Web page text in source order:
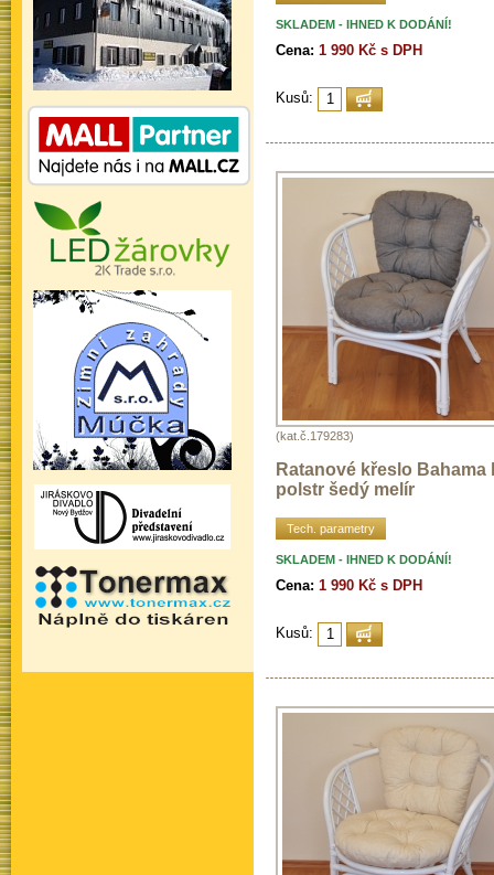
SKLADEM - IHNED K DODÁNÍ!
Cena: 1 990 Kč s DPH
Kusů:
(kat.č.179283)
Ratanové křeslo Bahama
polstr šedý melír
Tech. parametry
SKLADEM - IHNED K DODÁNÍ!
Cena: 1 990 Kč s DPH
Kusů: